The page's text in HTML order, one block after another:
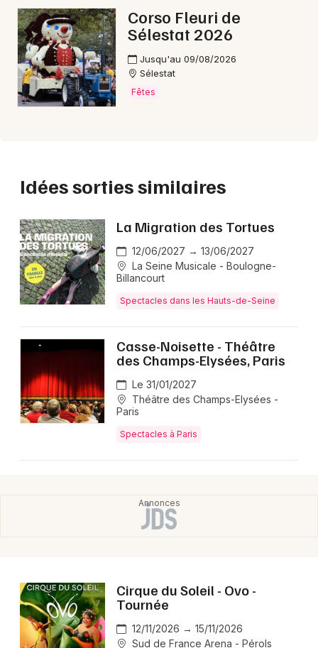
Corso Fleuri de
Sélestat 2026
Jusqu'au 09/08/2026
Sélestat
Fêtes
Idées sorties similaires
La Migration des Tortues
12/06/2027 → 13/06/2027
La Seine Musicale - Boulogne-
Billancourt
Spectacles dans les Hauts-de-Seine
Casse-Noisette - Théâtre
des Champs-Elysées, Paris
Le 31/01/2027
Théâtre des Champs-Elysées -
Paris
Spectacles à Paris
Cirque du Soleil - Ovo -
Tournée
12/11/2026 → 15/11/2026
Sud de France Arena - Pérols